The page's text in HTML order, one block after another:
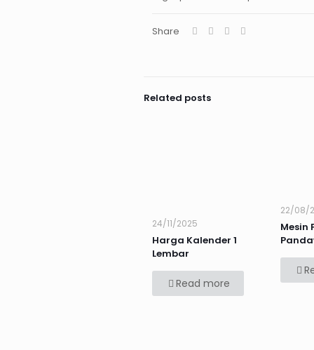
Share
Related posts
24/11/2025
Harga Kalender 1
Lembar
Read more
22/08/
Mesin